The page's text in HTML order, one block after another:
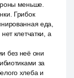
меньше.
Грибок
еда,
клетчатки, а
без неё они
за
хлеба и